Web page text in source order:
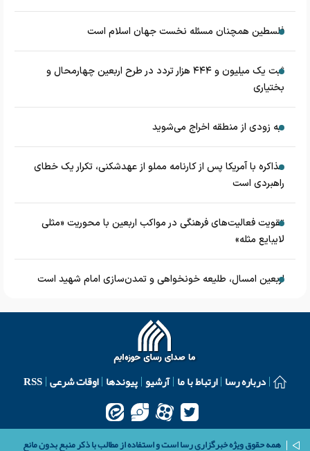
فلسطین همچنان مسئله نخست جهان اسلام است
ثبت یک میلیون و ۴۴۴ هزار تردد در طرح اربعین چهارمحال و
بختیاری
به زودی از منطقه اخراج می‌شوید
مذاکره با آمریکا پس از کارنامه مملو از عهدشکنی، تکرار یک خطای
راهبردی است
تقویت فعالیت‌های فرهنگی در مواکب اربعین با محوریت «مثلی
لایبایع مثله»
اربعین امسال، طلیعه خونخواهی و تمدن‌سازی امام شهید است
درباره رسا ارتباط با ما آرشیو پیوندها اوقات شرعی RSS
همه حقوق ویژه خبرگزاری رسا است و استفاده از مطالب با ذکر منبع بدون مانع